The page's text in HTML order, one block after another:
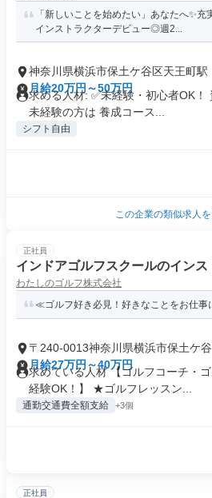
「新しいことを始めたい」あなたへ✨
インストラクターデビュー◎週2...
神奈川県横浜市保土ケ谷区天王町駅
月給20万円～50万円
求める人材: ✅未経験・初心者OK
未経験の方は 養成コース...
シフト自由
この企業の類似求人
正社員
インドアゴルフスクールのインス
わたしのゴルフ株式会社
≪ゴルフ好き必見！好きなことをお仕事
〒240-0013神奈川県横浜市保土ケ谷
町
月給27万円～40万円
求めている人材 【ゴルフコーチ・
経験OK！】 ★ゴルフレッスン...
通勤交通費全額支給 +3個
正社員